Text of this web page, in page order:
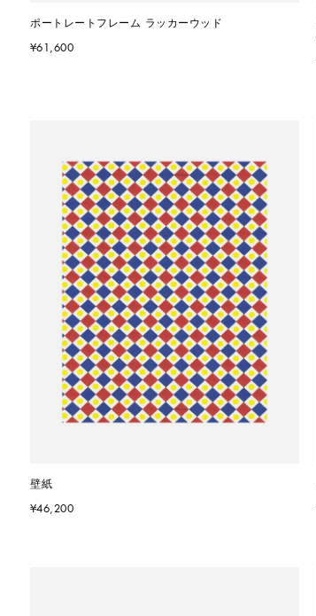
ポートレートフレーム ラッカーウッド
¥61,600
壁紙
¥46,200